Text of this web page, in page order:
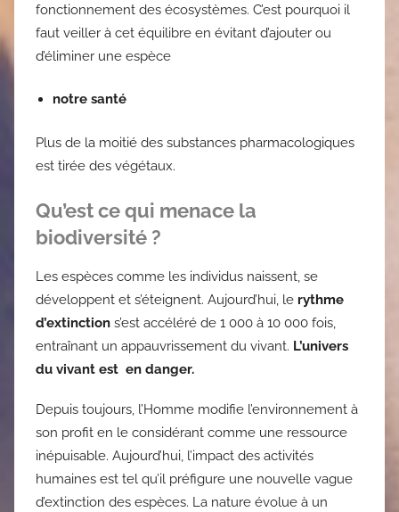
fonctionnement des écosystèmes. C’est pourquoi il
faut veiller à cet équilibre en évitant d’ajouter ou
d’éliminer une espèce
notre santé
Plus de la moitié des substances pharmacologiques
est tirée des végétaux.
Qu’est ce qui menace la
biodiversité ?
Les espèces comme les individus naissent, se
développent et s’éteignent. Aujourd’hui, le rythme
d’extinction s’est accéléré de 1 000 à 10 000 fois,
entraînant un appauvrissement du vivant. L’univers
du vivant est en danger.
Depuis toujours, l’Homme modifie l’environnement à
son profit en le considérant comme une ressource
inépuisable. Aujourd’hui, l’impact des activités
humaines est tel qu’il préfigure une nouvelle vague
d’extinction des espèces. La nature évolue à un